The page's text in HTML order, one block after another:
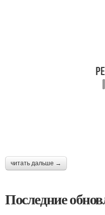
читать дальше →
Последние